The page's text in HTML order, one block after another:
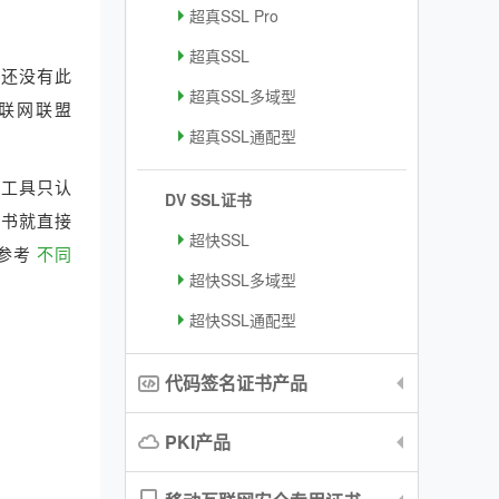
没有此
网联盟
具只认
就直接
考不同
超真SSL Pro
超真SSL
超真SSL多域型
超真SSL通配型
DV SSL证书
超快SSL
超快SSL多域型
超快SSL通配型
代码签名证书产品
PKI产品